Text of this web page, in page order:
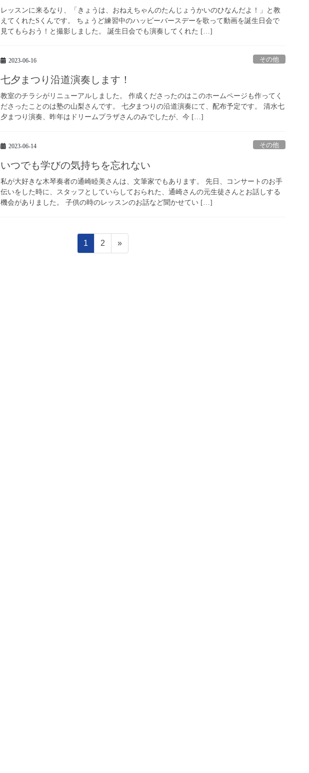
レッスンに来るなり、「きょうは、おねえちゃんのたんじょうかいのひなんだよ！」と教
えてくれたSくんです。 ちょうど練習中のハッピーバースデーを歌って動画を誕生日会で
見てもらおう！と撮影しました。 誕生日会でも演奏してくれた […]
2023-06-16 その他
七夕まつり沿道演奏します！
教室のチラシがリニューアルしました。 作成くださったのはこのホームページも作ってく
ださったことのは塾の山梨さんです。 七夕まつりの沿道演奏にて、配布予定です。 清水七
夕まつり演奏、昨年はドリームプラザさんのみでしたが、今 […]
2023-06-14 その他
いつでも学びの気持ちを忘れない
私が大好きな木琴奏者の通崎睦美さんは、文筆家でもあります。 先日、コンサートのお手
伝いをした時に、スタッフとしていらしておられた、通崎さんの元生徒さんとお話しする
機会がありました。 子供の時のレッスンのお話など聞かせてい […]
ペ
ー
1
ペ
ー
2 »